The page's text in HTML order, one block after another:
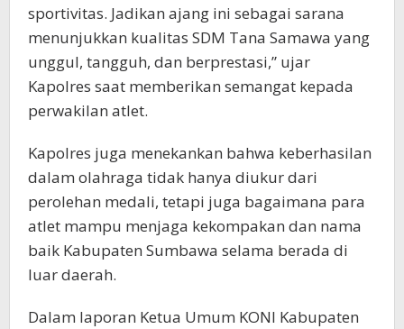
sportivitas. Jadikan ajang ini sebagai sarana
menunjukkan kualitas SDM Tana Samawa yang
unggul, tangguh, dan berprestasi,” ujar
Kapolres saat memberikan semangat kepada
perwakilan atlet.
Kapolres juga menekankan bahwa keberhasilan
dalam olahraga tidak hanya diukur dari
perolehan medali, tetapi juga bagaimana para
atlet mampu menjaga kekompakan dan nama
baik Kabupaten Sumbawa selama berada di
luar daerah.
Dalam laporan Ketua Umum KONI Kabupaten